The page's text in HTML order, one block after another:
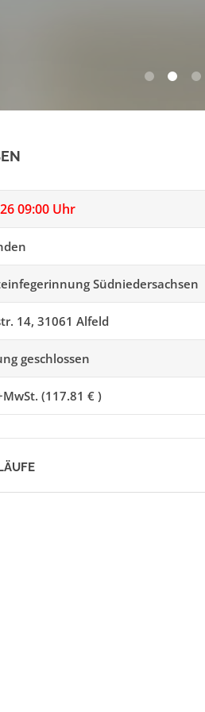
0
09:00 Uhr
Südniedersachsen
14, 31061 Alfeld
geschlossen
(117.81 € )